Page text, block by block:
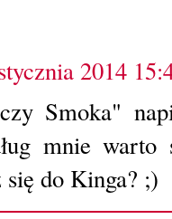
2014
Smoka"
mnie
się do Kinga? ;)